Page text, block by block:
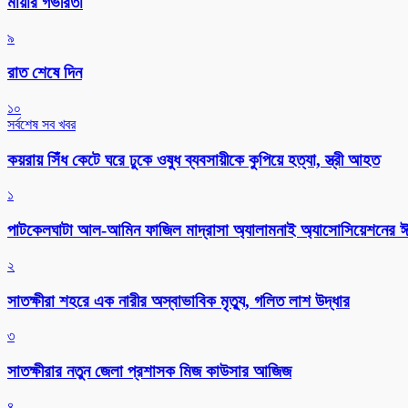
৯
রাত শেষে দিন
১০
সর্বশেষ সব খবর
কয়রায় সিঁধ কেটে ঘরে ঢুকে ওষুধ ব্যবসায়ীকে কুপিয়ে হত্যা, স্ত্রী আহত
১
পাটকেলঘাটা আল-আমিন ফাজিল মাদ্রাসা অ্যালামনাই অ্যাসোসিয়েশনের
২
সাতক্ষীরা শহরে এক নারীর অস্বাভাবিক মৃত্যু, গলিত লাশ উদ্ধার
৩
সাতক্ষীরার নতুন জেলা প্রশাসক মিজ কাউসার আজিজ